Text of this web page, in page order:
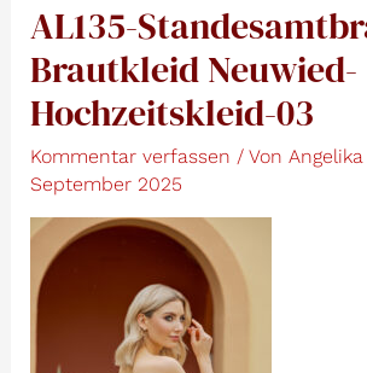
AL135-
Brautkleid Neuwied-
Hochzeitskleid-03
Kommentar verfassen / Von
September 2025